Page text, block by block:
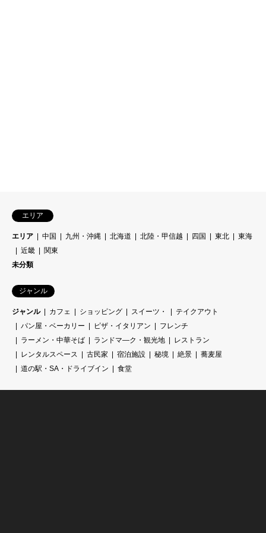
エリア
エリア 中国 九州・沖縄 北海道 北陸・甲信越 四国 東北
東海
近畿
関東
未分類
ジャンル
ジャンル カフェ ショッピング スイーツ・
テイクアウト
パン屋・ベーカリー
ピザ・イタリアン
フレンチ
ラーメン・中華そば
ランドマ―ク・観光地
レストラン
レンタルスペース
古民家 宿泊施設 秘境 絶景
蕎麦屋
道の駅・SA・ドライブイン
食堂